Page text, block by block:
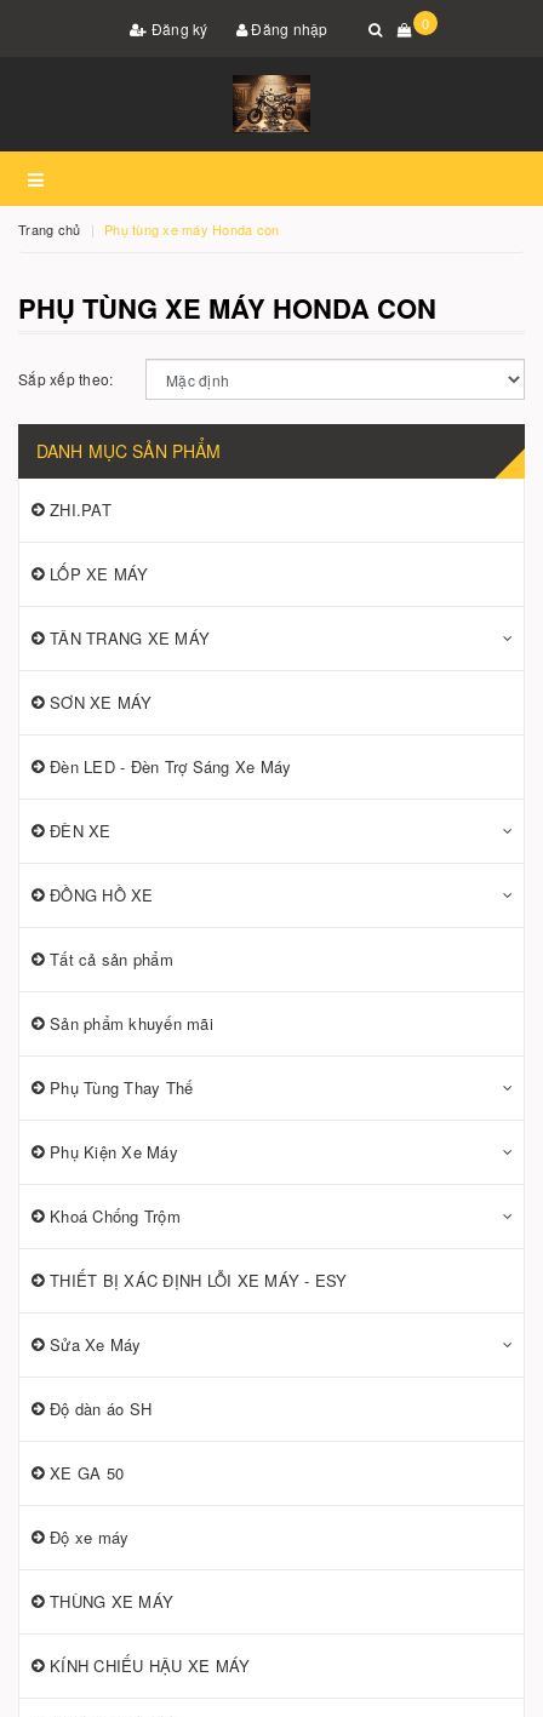
Đăng ký Đăng nhập 0
Trang chủ Phụ tùng xe máy Honda con
PHỤ TÙNG XE MÁY HONDA CON
Sắp xếp theo:
DANH MỤC SẢN PHẨM
ZHI.PAT
LỐP XE MÁY
TÂN TRANG XE MÁY
SƠN XE MÁY
Đèn LED - Đèn Trợ Sáng Xe Máy
ĐÈN XE
ĐỒNG HỒ XE
Tất cả sản phẩm
Sản phẩm khuyến mãi
Phụ Tùng Thay Thế
Phụ Kiện Xe Máy
Khoá Chống Trộm
THIẾT BỊ XÁC ĐỊNH LỖI XE MÁY - ESY
Sửa Xe Máy
Độ dàn áo SH
XE GA 50
Độ xe máy
THÙNG XE MÁY
KÍNH CHIẾU HẬU XE MÁY